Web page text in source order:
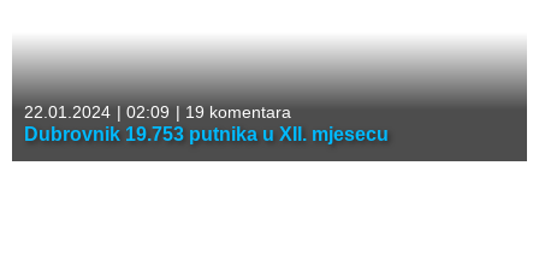
22.01.2024 | 02:09 | 19 komentara
Dubrovnik 19.753 putnika u XII. mjesecu